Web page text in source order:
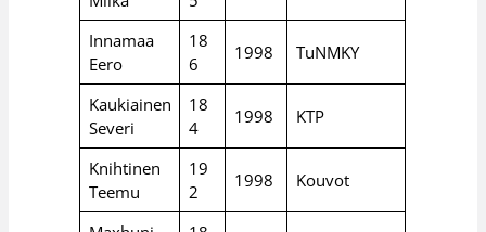
Innamaa
Eero
18
6
1998 TuNMKY
Kaukiainen
Severi
18
4
1998 KTP
Knihtinen
Teemu
19
2
1998 Kouvot